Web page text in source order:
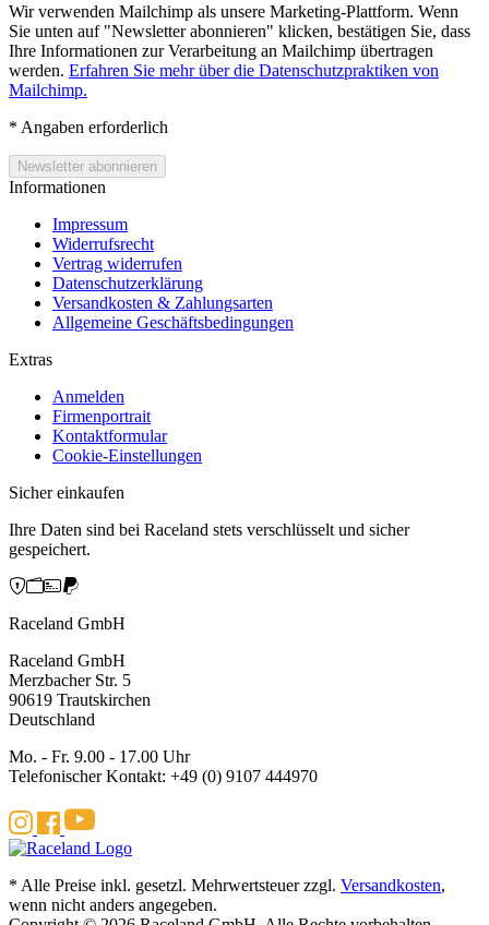
Wir verwenden Mailchimp als unsere Marketing-Plattform. Wenn
Sie unten auf "Newsletter abonnieren" klicken, bestätigen Sie, dass
Ihre Informationen zur Verarbeitung an Mailchimp übertragen
werden. Erfahren Sie mehr über die Datenschutzpraktiken von
Mailchimp.
* Angaben erforderlich
Informationen
Impressum
Widerrufsrecht
Vertrag widerrufen
Datenschutzerklärung
Versandkosten & Zahlungsarten
Allgemeine Geschäftsbedingungen
Extras
Anmelden
Firmenportrait
Kontaktformular
Cookie-Einstellungen
Sicher einkaufen
Ihre Daten sind bei Raceland stets verschlüsselt und sicher
gespeichert.
Raceland GmbH
Raceland GmbH
Merzbacher Str. 5
90619 Trautskirchen
Deutschland
Mo. - Fr. 9.00 - 17.00 Uhr
Telefonischer Kontakt: +49 (0) 9107 444970
* Alle Preise inkl. gesetzl. Mehrwertsteuer zzgl. Versandkosten,
wenn nicht anders angegeben.